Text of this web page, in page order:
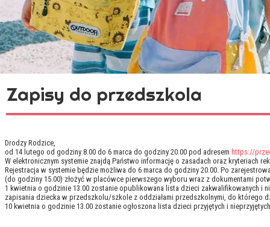
Drodzy Rodzice,
od 14 lutego od godziny 8.00 do 6 marca do godziny 20.00 pod adresem https://
W elektronicznym systemie znajdą Państwo informację o zasadach oraz kryteriach
Rejestracja w systemie będzie możliwa do 6 marca do godziny 20.00. Po
(do godziny 15.00) złożyć w placówce pierwszego wyboru wraz z dokumentami
1 kwietnia o godzinie 13.00 zostanie opublikowana lista dzieci zakwalifikowanych i
zapisania dziecka w przedszkolu/szkole z oddziałami przedszkolnymi, do którego
10 kwietnia o godzinie 13.00 zostanie ogłoszona lista dzieci przyjętych i
Zapisy do przedszkola